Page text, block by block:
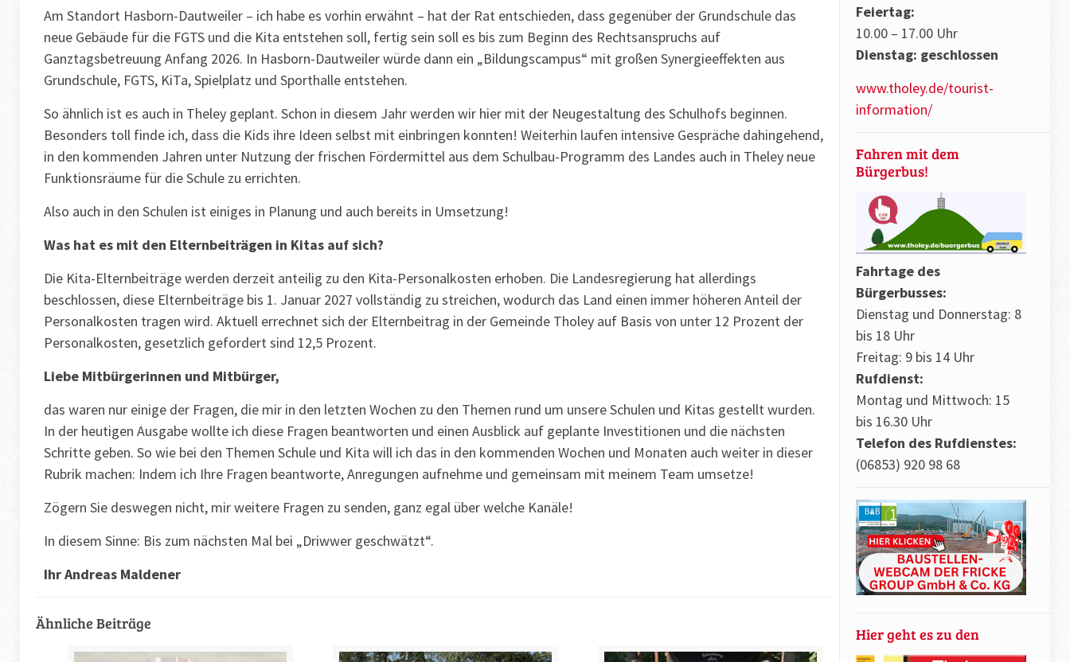
Am Standort Hasborn-Dautweiler – ich habe es vorhin erwähnt – hat der Rat entschieden, dass gegenüber der Grundschule das
neue Gebäude für die FGTS und die Kita entstehen soll, fertig sein soll es bis zum Beginn des Rechtsanspruchs auf
Ganztagsbetreuung Anfang 2026. In Hasborn-Dautweiler würde dann ein „Bildungscampus“ mit großen Synergieeffekten aus
Grundschule, FGTS, KiTa, Spielplatz und Sporthalle entstehen.
So ähnlich ist es auch in Theley geplant. Schon in diesem Jahr werden wir hier mit der Neugestaltung des Schulhofs beginnen.
Besonders toll finde ich, dass die Kids ihre Ideen selbst mit einbringen konnten! Weiterhin laufen intensive Gespräche dahingehend,
in den kommenden Jahren unter Nutzung der frischen Fördermittel aus dem Schulbau-Programm des Landes auch in Theley neue
Funktionsräume für die Schule zu errichten.
Also auch in den Schulen ist einiges in Planung und auch bereits in Umsetzung!
Was hat es mit den Elternbeiträgen in Kitas auf sich?
Die Kita-Elternbeiträge werden derzeit anteilig zu den Kita-Personalkosten erhoben. Die Landesregierung hat allerdings
beschlossen, diese Elternbeiträge bis 1. Januar 2027 vollständig zu streichen, wodurch das Land einen immer höheren Anteil der
Personalkosten tragen wird. Aktuell errechnet sich der Elternbeitrag in der Gemeinde Tholey auf Basis von unter 12 Prozent der
Personalkosten, gesetzlich gefordert sind 12,5 Prozent.
Liebe Mitbürgerinnen und Mitbürger,
das waren nur einige der Fragen, die mir in den letzten Wochen zu den Themen rund um unsere Schulen und Kitas gestellt wurden.
In der heutigen Ausgabe wollte ich diese Fragen beantworten und einen Ausblick auf geplante Investitionen und die nächsten
Schritte geben. So wie bei den Themen Schule und Kita will ich das in den kommenden Wochen und Monaten auch weiter in dieser
Rubrik machen: Indem ich Ihre Fragen beantworte, Anregungen aufnehme und gemeinsam mit meinem Team umsetze!
Zögern Sie deswegen nicht, mir weitere Fragen zu senden, ganz egal über welche Kanäle!
In diesem Sinne: Bis zum nächsten Mal bei „Driwwer geschwätzt“.
Ihr Andreas Maldener
Ähnliche Beiträge
Feiertag:
10.00 – 17.00 Uhr
Dienstag: geschlossen
www.tholey.de/tourist-
information/
Fahren mit dem
Bürgerbus!
Fahrtage des
Bürgerbusses:
Dienstag und Donnerstag: 8
bis 18 Uhr
Freitag: 9 bis 14 Uhr
Rufdienst:
Montag und Mittwoch: 15
bis 16.30 Uhr
Telefon des Rufdienstes:
(06853) 920 98 68
Hier geht es zu den